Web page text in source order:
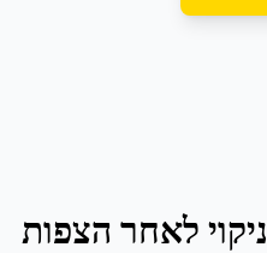
ניקוי לאחר הצפות